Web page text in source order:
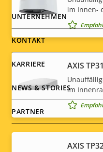
im Innen-
AXIS
im
AXIS
Footer
menu
UNTERNEHMEN
KONTAKT
KARRIERE
NEWS & STORIES
PARTNER